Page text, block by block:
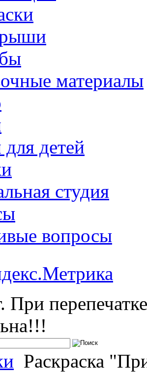
материалы
детей
студия
вопросы
При
Раскраска